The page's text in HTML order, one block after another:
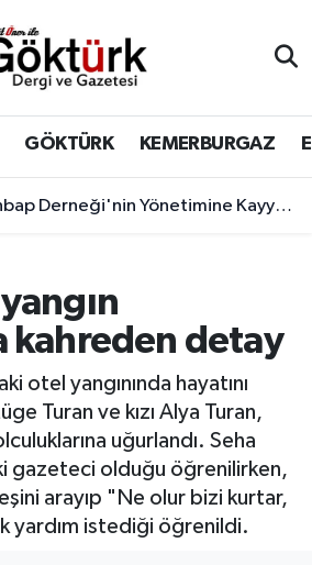
GÖKTÜRK KEMERBURGAZ
Derneği'nin Yönetimine Kayyum Atandı
kahreden detay
otel yangınında hayatını
Turan ve kızı Alya Turan,
uğurlandı. Seha
gazeteci olduğu öğrenilirken,
arayıp "Ne olur bizi kurtar,
yardım istediği öğrenildi.
Durumu
Yoğunluk Haritası
Durumu ve Fikstür